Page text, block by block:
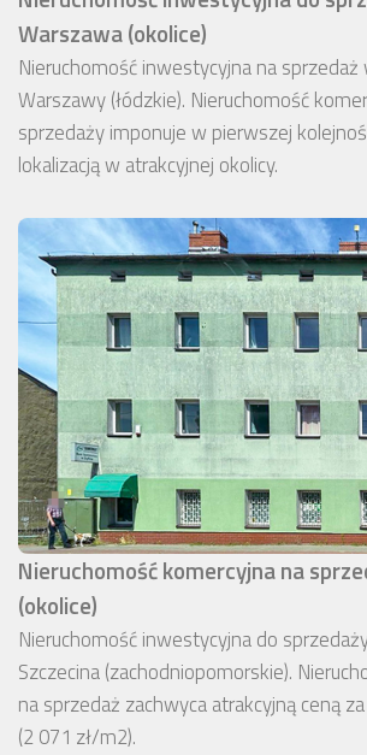
Warszawa (okolice)
Nieruchomość inwestycyjna na sprzedaż
Warszawy (łódzkie). Nieruchomość
sprzedaży imponuje w pierwszej
lokalizacją w atrakcyjnej okolicy.
Nieruchomość komercyjna na
(okolice)
Nieruchomość inwestycyjna do
Szczecina (zachodniopomorskie).
na sprzedaż zachwyca atrakcyjną ceną
(2 071 zł/m2).